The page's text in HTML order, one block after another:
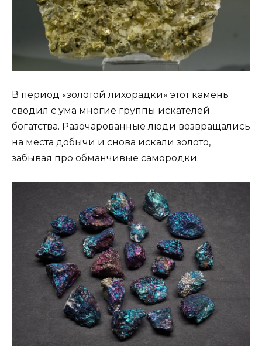
В период «золотой лихорадки» этот камень
сводил с ума многие группы искателей
богатства. Разочарованные люди возвращались
на места добычи и снова искали золото,
забывая про обманчивые самородки.